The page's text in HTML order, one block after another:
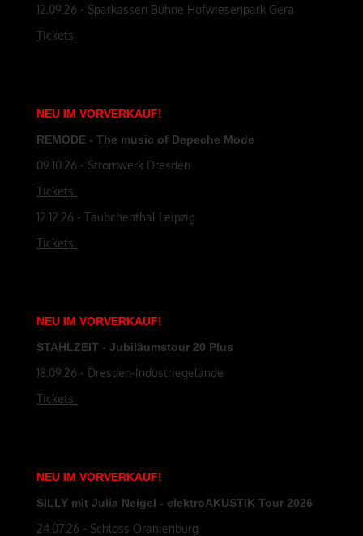
12.09.26 - Sparkassen Bühne Hofwiesenpark Gera
Tickets
NEU IM VORVERKAUF!
REMODE - The music of Depeche Mode
09.10.26 - Stromwerk Dresden
Tickets
12.12.26 - Täubchenthal Leipzig
Tickets
NEU IM VORVERKAUF!
STAHLZEIT - Jubiläumstour 20 Plus
18.09.26 - Dresden-Industriegelände
Tickets
NEU IM VORVERKAUF!
SILLY mit Julia Neigel - elektroAKUSTIK Tour 2026
24.07.26 - Schloss Oranienburg